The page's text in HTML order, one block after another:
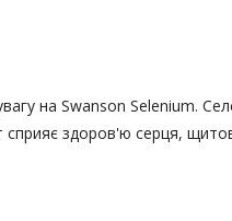
на Swanson Selenium.
здоров'ю серця,